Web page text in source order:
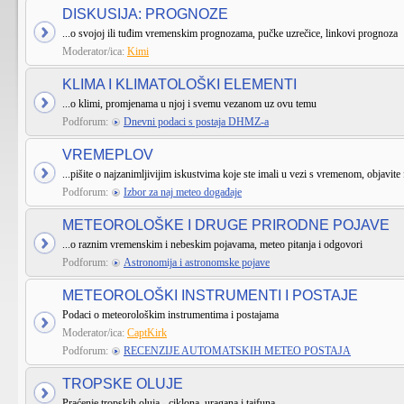
DISKUSIJA: PROGNOZE
...o svojoj ili tuđim vremenskim prognozama, pučke uzrečice, linkovi prognoza
Moderator/ica: Kimi
KLIMA I KLIMATOLOŠKI ELEMENTI
...o klimi, promjenama u njoj i svemu vezanom uz ovu temu
Podforum:
Dnevni podaci s postaja DHMZ-a
VREMEPLOV
...pišite o najzanimljivijim iskustvima koje ste imali u vezi s vremenom,
Podforum:
Izbor za naj meteo događaje
METEOROLOŠKE I DRUGE PRIRODNE POJAVE
...o raznim vremenskim i nebeskim pojavama, meteo pitanja i odgovori
Podforum:
Astronomija i astronomske pojave
METEOROLOŠKI INSTRUMENTI I POSTAJE
Podaci o meteorološkim instrumentima i postajama
Moderator/ica: CaptKirk
Podforum:
RECENZIJE AUTOMATSKIH METEO POSTAJA
TROPSKE OLUJE